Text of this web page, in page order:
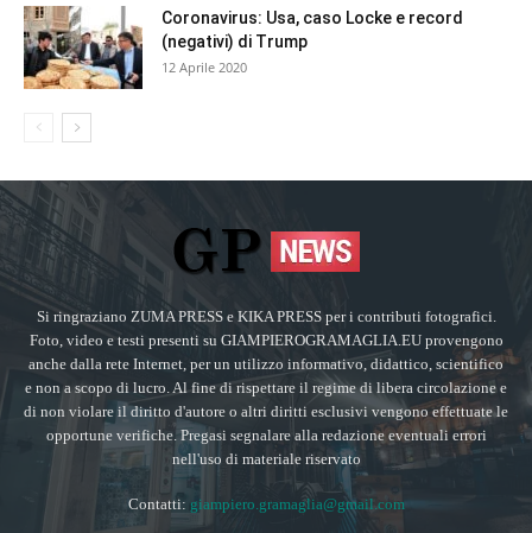
Coronavirus: Usa, caso Locke e record
(negativi) di Trump
12 Aprile 2020
Si ringraziano ZUMA PRESS e KIKA PRESS per i contributi fotografici.
Foto, video e testi presenti su GIAMPIEROGRAMAGLIA.EU provengono
anche dalla rete Internet, per un utilizzo informativo, didattico, scientifico
e non a scopo di lucro. Al fine di rispettare il regime di libera circolazione e
di non violare il diritto d'autore o altri diritti esclusivi vengono effettuate le
opportune verifiche. Pregasi segnalare alla redazione eventuali errori
nell'uso di materiale riservato
Contatti: giampiero.gramaglia@gmail.com